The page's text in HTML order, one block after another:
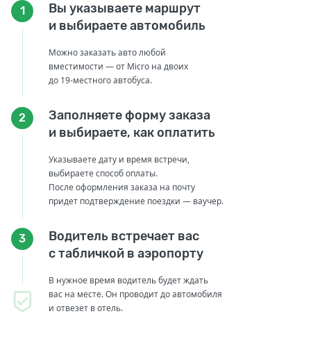
1
Вы указываете маршрут
и выбираете автомобиль
Можно заказать авто любой
вместимости — от Micro на двоих
до 19-местного автобуса.
2
Заполняете форму заказа
и выбираете, как оплатить
Указываете дату и время встречи,
выбираете способ оплаты.
После оформления заказа на почту
придет подтверждение поездки — ваучер.
3
Водитель встречает вас
с табличкой в аэропорту
В нужное время водитель будет ждать
вас на месте. Он проводит до автомобиля
и отвезет в отель.